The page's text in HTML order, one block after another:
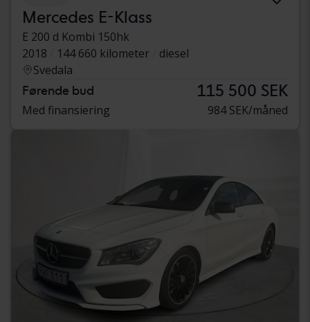
Mercedes E-Klass
E 200 d Kombi 150hk
2018
144 660 kilometer
diesel
Svedala
Førende bud 115 500 SEK
Med finansiering 984 SEK/måned